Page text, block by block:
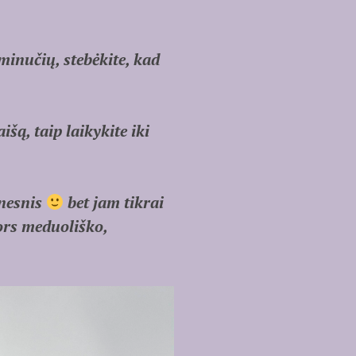
stebėkite, kad
taip laikykite iki
bet jam tikrai
meduoliško,